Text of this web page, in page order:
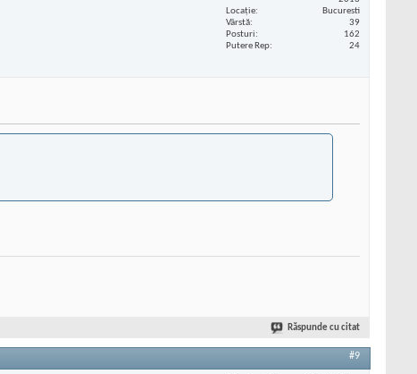
Locaţie
Bucuresti
Vârstă
39
Posturi
162
Putere Rep
24
Răspunde cu citat
#9